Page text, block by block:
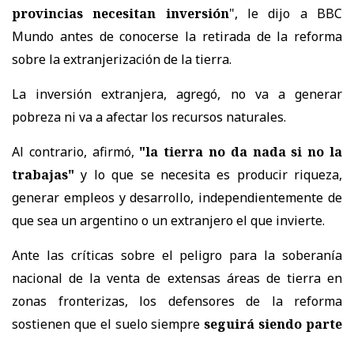
provincias necesitan inversión", le dijo a BBC
Mundo antes de conocerse la retirada de la reforma
sobre la extranjerización de la tierra.
La inversión extranjera, agregó, no va a generar
pobreza ni va a afectar los recursos naturales.
Al contrario, afirmó, "la tierra no da nada si no la
trabajas" y lo que se necesita es producir riqueza,
generar empleos y desarrollo, independientemente de
que sea un argentino o un extranjero el que invierte.
Ante las críticas sobre el peligro para la soberanía
nacional de la venta de extensas áreas de tierra en
zonas fronterizas, los defensores de la reforma
sostienen que el suelo siempreseguirá siendo parte